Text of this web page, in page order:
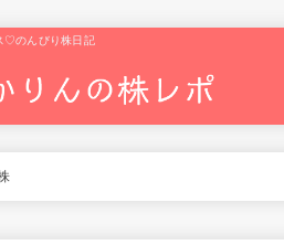
♡のんびり株日記